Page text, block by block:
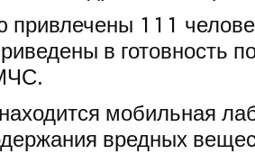
привлечены 111
в готовность
мобильная
вредных